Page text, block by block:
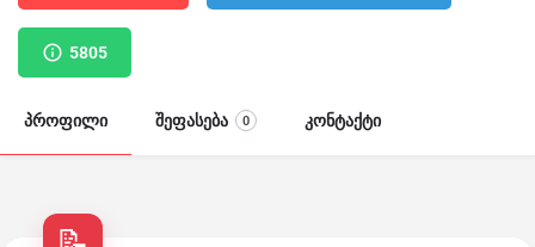
5805
პროფილი შეფასება 0 კონტაქტი